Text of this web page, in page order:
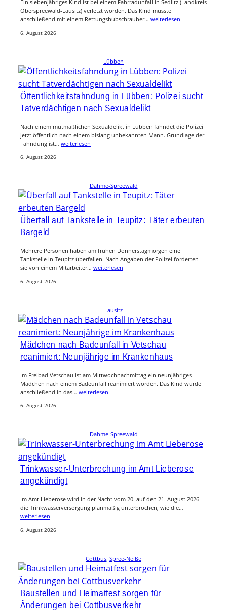
Ein siebenjähriges Kind ist bei einem Fahrradunfall in Sedlitz (Landkreis
Oberspreewald-Lausitz) verletzt worden. Das Kind musste
anschließend mit einem Rettungshubschrauber… weiterlesen
6. August 2026
Lübben
Öffentlichkeitsfahndung in Lübben: Polizei sucht
Tatverdächtigen nach Sexualdelikt
Nach einem mutmaßlichen Sexualdelikt in Lübben fahndet die Polizei
jetzt öffentlich nach einem bislang unbekannten Mann. Grundlage der
Fahndung ist… weiterlesen
6. August 2026
Dahme-Spreewald
Überfall auf Tankstelle in Teupitz: Täter erbeuten
Bargeld
Mehrere Personen haben am frühen Donnerstagmorgen eine
Tankstelle in Teupitz überfallen. Nach Angaben der Polizei forderten
sie von einem Mitarbeiter… weiterlesen
6. August 2026
Lausitz
Mädchen nach Badeunfall in Vetschau
reanimiert: Neunjährige im Krankenhaus
Im Freibad Vetschau ist am Mittwochnachmittag ein neunjähriges
Mädchen nach einem Badeunfall reanimiert worden. Das Kind wurde
anschließend in das… weiterlesen
6. August 2026
Dahme-Spreewald
Trinkwasser-Unterbrechung im Amt Lieberose
angekündigt
Im Amt Lieberose wird in der Nacht vom 20. auf den 21. August 2026
die Trinkwasserversorgung planmäßig unterbrochen, wie die…
weiterlesen
6. August 2026
Cottbus, Spree-Neiße
Baustellen und Heimatfest sorgen für
Änderungen bei Cottbusverkehr